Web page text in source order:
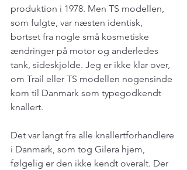
produktion i 1978. Men TS modellen,
som fulgte, var næsten identisk,
bortset fra nogle små kosmetiske
ændringer på motor og anderledes
tank, sideskjolde. Jeg er ikke klar over,
om Trail eller TS modellen nogensinde
kom til Danmark som typegodkendt
knallert.
Det var langt fra alle knallertforhandlere
i Danmark, som tog Gilera hjem,
følgelig er den ikke kendt overalt. Der